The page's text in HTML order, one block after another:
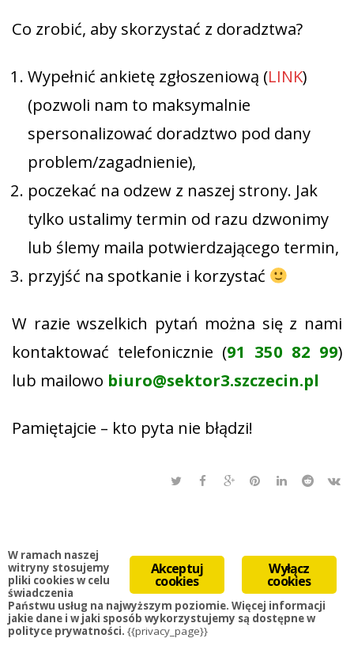
Co zrobić, aby skorzystać z doradztwa?
Wypełnić ankietę zgłoszeniową (LINK)
(pozwoli nam to maksymalnie
spersonalizować doradztwo pod dany
problem/zagadnienie),
poczekać na odzew z naszej strony. Jak
tylko ustalimy termin od razu dzwonimy
lub ślemy maila potwierdzającego termin,
przyjść na spotkanie i korzystać
W razie wszelkich pytań można się z nami
kontaktować telefonicznie (91 350 82 99)
lub mailowo biuro@sektor3.szczecin.pl
Pamiętajcie – kto pyta nie błądzi!
Wyłącz
cookies
Akceptuj
cookies
W ramach naszej
witryny stosujemy
pliki cookies w celu
świadczenia Państwu
usług na najwyższym poziomie. Więcej informacji jakie dane i w
jaki sposób wykorzystujemy są dostępne w polityce